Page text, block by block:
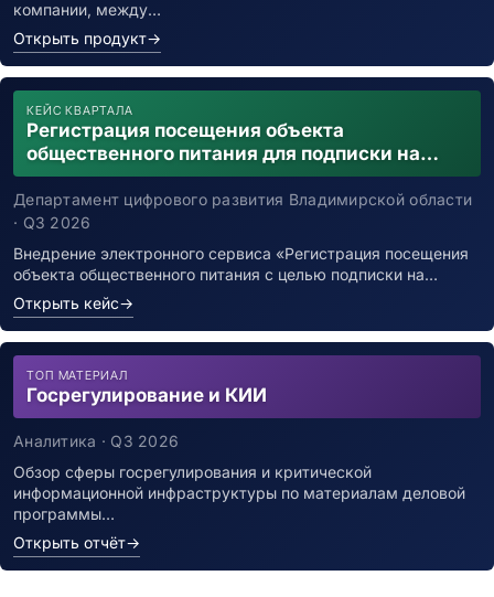
Графовые БД
In-Memory БД
iPaaS-платформы
ESB системы
API менеджмент
Message-Oriented Middleware
ИТ-операции (ITSM)
ITSM-системы
Help Desk системы
APM-системы
компании, между…
Открыть продукт→
КЕЙС КВАРТАЛА
Регистрация посещения объекта
общественного питания для подписки на
уведомления о возможном контакте с
заболевшим новой коронавирусной
инфекцией
Департамент цифрового развития Владимирской области
· Q3 2026
Внедрение электронного сервиса «Регистрация посещения
объекта общественного питания с целью подписки на…
Открыть кейс→
ТОП МАТЕРИАЛ
Госрегулирование и КИИ
Аналитика · Q3 2026
Обзор сферы госрегулирования и критической
информационной инфраструктуры по материалам деловой
программы…
Открыть отчёт→